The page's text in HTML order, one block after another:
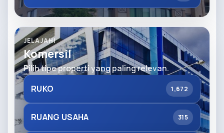
JELAJAHI
Komersil
Pilih tipe properti yang paling relevan.
RUKO
1,672
RUANG USAHA 315